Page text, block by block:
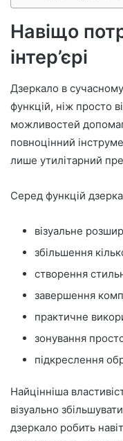
Навіщо
інтер’єрі
Дзеркало в
функцій, ніж просто
можливостей
повноцінний
лише утилітарний
Серед функцій
візуальне
збільшення
створення
завершення
практичне
зонування
підкреслення
Найцінніша
візуально
дзеркало робить